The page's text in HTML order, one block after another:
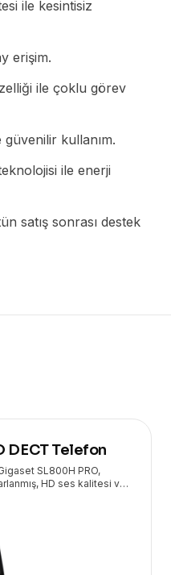
ile kesintisiz
erişim.
ile çoklu görev
kullanım.
ile enerji
satış sonrası destek
DECT Telefon
SL800H PRO,
HD ses kalitesi ve